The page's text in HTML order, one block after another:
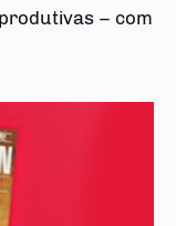
– com